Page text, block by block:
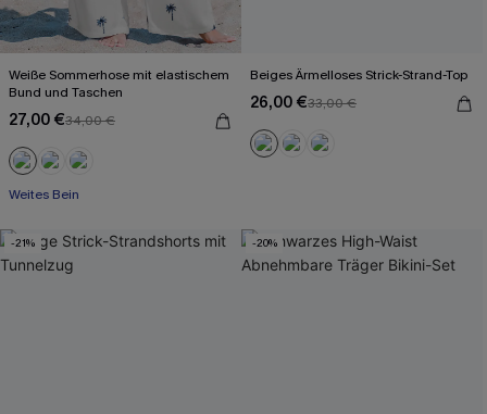
Weiße Sommerhose mit elastischem
Bund und Taschen
27,00 €34,00 €
Weites Bein
Beiges Ärmelloses Strick-Strand-Top
26,00 €33,00 €
-21% -20%